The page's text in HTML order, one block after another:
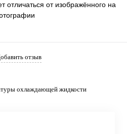
отличаться от изображённого на
отзыв
охлаждающей жидкости